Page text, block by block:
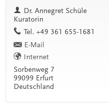
Dr. Annegret Schüle
Kuratorin
work
Tel. +49 361 655-1681
E-Mail
Internet
work
Sorbenweg 7
99099 Erfurt
Deutschland